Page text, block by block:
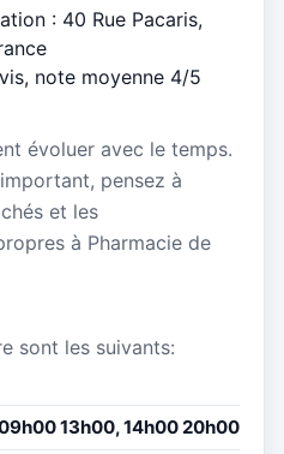
: 40 Rue Pacaris,
note moyenne 4/5
évoluer avec le temps.
pensez à
et les
à Pharmacie de
sont les suivants:
13h00, 14h00 20h00